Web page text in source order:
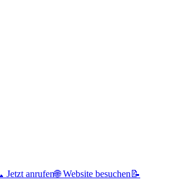
Jetzt anrufen🌐 Website besuchen 📝